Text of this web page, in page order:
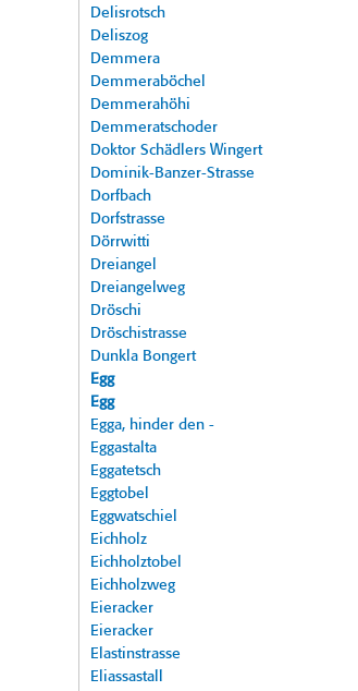
Delisrotsch
Deliszog
Demmera
Demmeraböchel
Demmerahöhi
Demmeratschoder
Doktor Schädlers Wingert
Dominik-Banzer-Strasse
Dorfbach
Dorfstrasse
Dörrwitti
Dreiangel
Dreiangelweg
Dröschi
Dröschistrasse
Dunkla Bongert
Egg
Egg
Egga, hinder den -
Eggastalta
Eggatetsch
Eggtobel
Eggwatschiel
Eichholz
Eichholztobel
Eichholzweg
Eieracker
Eieracker
Elastinstrasse
Eliassastall